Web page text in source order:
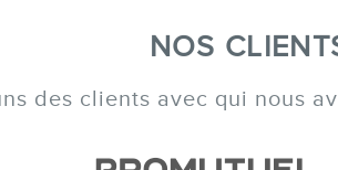
NOS
des clients avec qui nous